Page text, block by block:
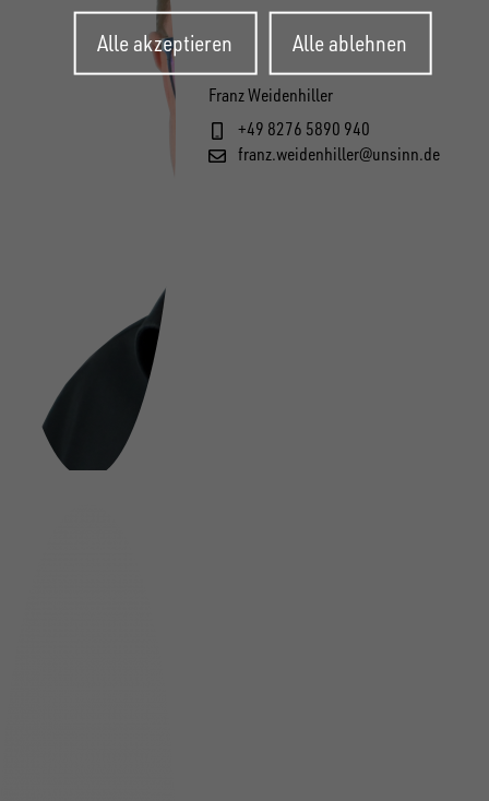
Franz Weidenhiller
+49 8276 5890 940
franz.weidenhiller@unsinn.de
Alle akzeptieren
zurückziehen
Alle ablehnen